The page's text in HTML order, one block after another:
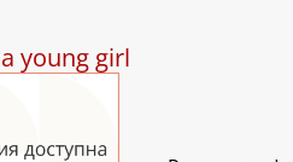
young girl